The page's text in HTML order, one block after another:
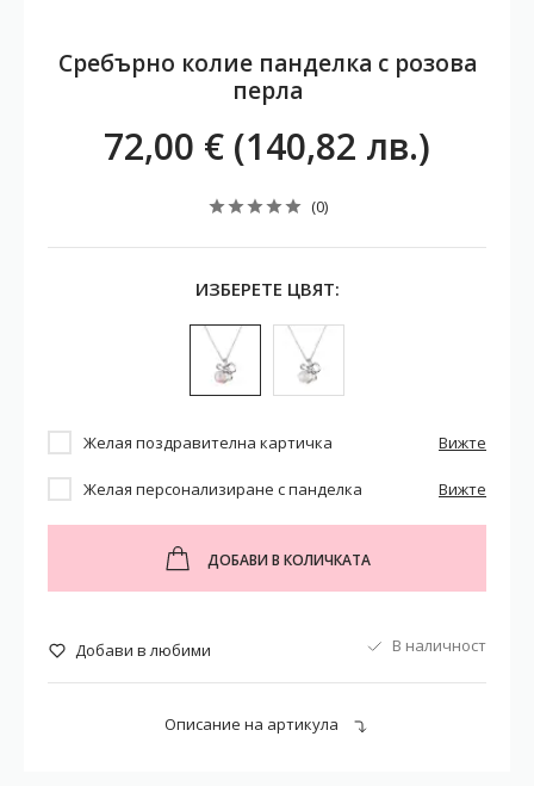
Сребърно колие панделка с розова
перла
72,00 € (140,82 лв.)
(0)
ИЗБЕРЕТЕ ЦВЯТ:
Желая поздравителна картичка Вижте
Желая персонализиране с панделка Вижте
ДОБАВИ В КОЛИЧКАТА
Добави в любими В наличност
Описание на артикула